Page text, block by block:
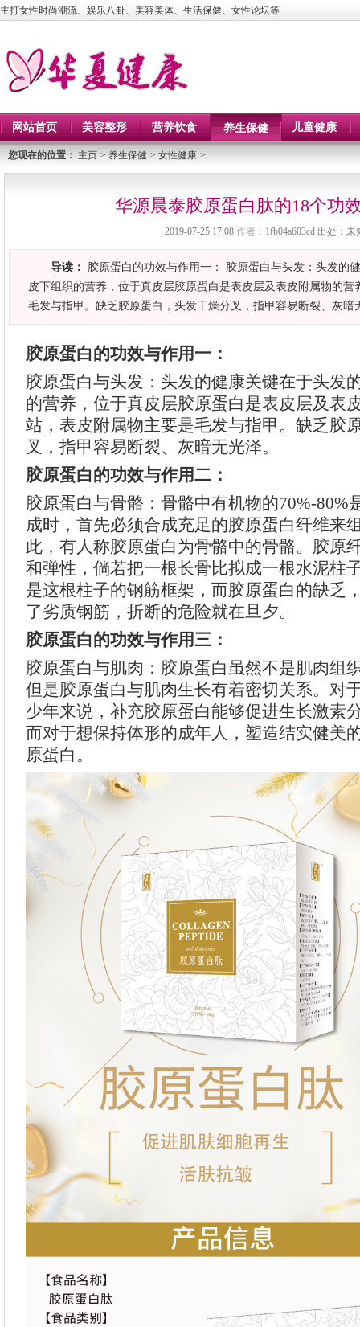
主打女性时尚潮流、娱乐八卦、美容美体、生活保健、女性论坛等
网站首页 美容整形 营养饮食 养生保健 儿童健康
您现在的位置： 主页 > 养生保健 > 女性健康 >
华源晨泰胶原蛋白肽的18个功
2019-07-25 17:08 作者： 1fb04a603cd 出处：未
导读：
胶原蛋白的功效与作用一： 胶原蛋白与头发：头发的
皮下组织的营养，位于真皮层胶原蛋白是表皮层及表皮附属物的营
毛发与指甲。缺乏胶原蛋白，头发干燥分叉，指甲容易断裂、灰暗
胶原蛋白的功效与作用一：
胶原蛋白与头发：头发的健康关键在于头发
的营养，位于真皮层胶原蛋白是表皮层及表
站，表皮附属物主要是毛发与指甲。缺乏胶
叉，指甲容易断裂、灰暗无光泽。
胶原蛋白的功效与作用二：
胶原蛋白与骨骼：骨骼中有机物的70%-80%
成时，首先必须合成充足的胶原蛋白纤维来
此，有人称胶原蛋白为骨骼中的骨骼。胶原
和弹性，倘若把一根长骨比拟成一根水泥柱
是这根柱子的钢筋框架，而胶原蛋白的缺乏
了劣质钢筋，折断的危险就在旦夕。
胶原蛋白的功效与作用三：
胶原蛋白与肌肉：胶原蛋白虽然不是肌肉组
但是胶原蛋白与肌肉生长有着密切关系。对
少年来说，补充胶原蛋白能够促进生长激素
而对于想保持体形的成年人，塑造结实健美
原蛋白。